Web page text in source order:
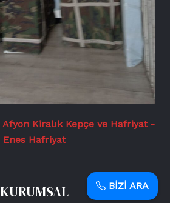
Afyon Kiralık Kepçe ve Hafriyat -
Enes Hafriyat
KURUMSAL BİZİ ARA